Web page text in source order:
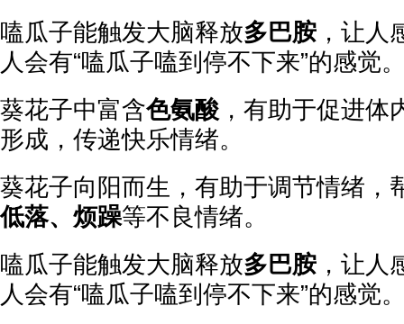
嗑瓜子能触发大脑释放多巴胺 ，让人
人会有“嗑瓜子嗑到停不下来”的感觉
葵花子中富含色氨酸 ，有助于促进
形成，传递快乐情绪。
葵花子向阳而生，有助于调节情绪，
低落、烦躁等不良情绪。
嗑瓜子能触发大脑释放多巴胺 ，让人
人会有“嗑瓜子嗑到停不下来”的感觉